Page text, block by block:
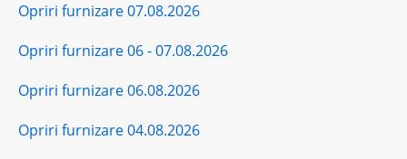
Opriri furnizare 07.08.2026
Opriri furnizare 06 - 07.08.2026
Opriri furnizare 06.08.2026
Opriri furnizare 04.08.2026